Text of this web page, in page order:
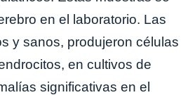
en el laboratorio. Las
y sanos, produjeron células
en cultivos de
significativas en el